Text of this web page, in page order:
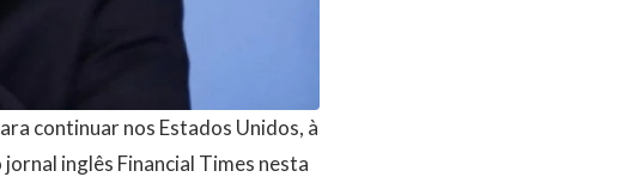
continuar nos Estados Unidos, à
inglês Financial Times nesta